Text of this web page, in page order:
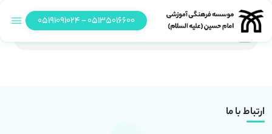
05135016600 - 05191091024
ارتباط با ما